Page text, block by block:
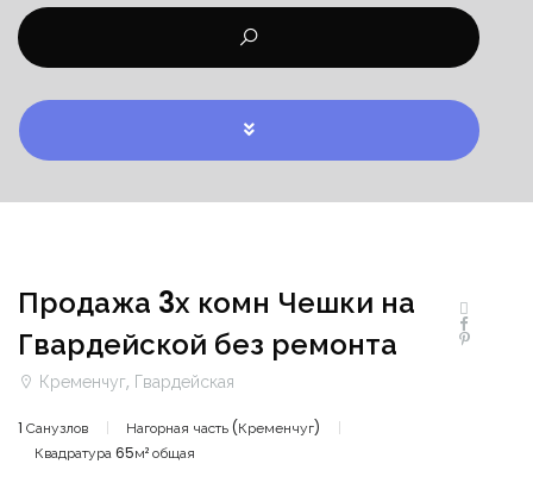
Продажа 3х комн Чешки на
Гвардейской без ремонта
Кременчуг, Гвардейская
1 Санузлов
Нагорная часть (Кременчуг)
Квадратура 65м² общая